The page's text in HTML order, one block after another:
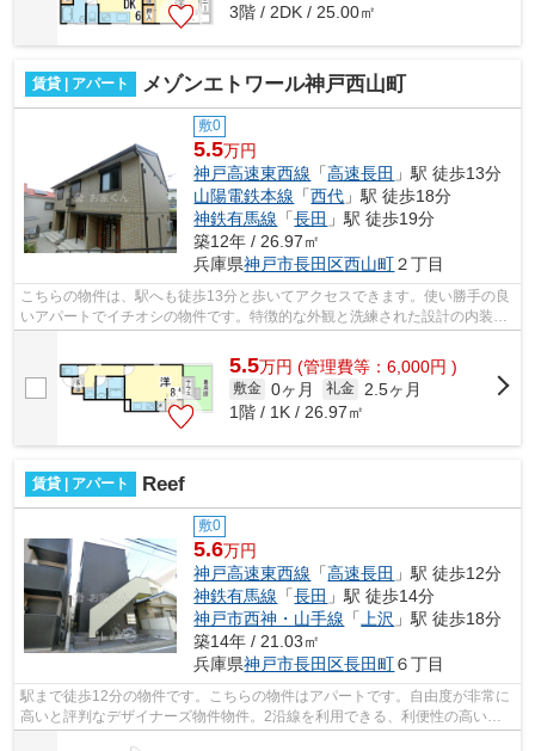
3階 / 2DK / 25.00㎡
賃貸 | アパート メゾンエトワール神戸西山町
敷0
5.5万円
神戸高速東西線 「高速長田 」駅 徒歩13分
山陽電鉄本線 「西代 」駅 徒歩18分
神鉄有馬線 「長田 」駅 徒歩19分
築12年 / 26.97㎡
兵庫県神戸市長田区西山町２丁目
こちらの物件は、駅へも徒歩13分と歩いてアクセスできます。使い勝手の良
いアパートでイチオシの物件です。特徴的な外観と洗練された設計の内装を
5.5万円 (管理費等：6,000円 )
敷金 0ヶ月 礼金
2.5ヶ月
1階 / 1K / 26.97㎡
賃貸 | アパート Reef
敷0
5.6万円
神戸高速東西線 「高速長田 」駅 徒歩12分
神鉄有馬線 「長田 」駅 徒歩14分
神戸市西神・山手線 「 上沢 」駅 徒歩18分
築14年 / 21.03㎡
兵庫県神戸市長田区長田町６丁目
駅まで徒歩12分の物件です。こちらの物件はアパートです。自由度が非常に
高いと評判なデザイナーズ物件物件。2沿線を利用できる、利便性の高い物
件です。神戸市長田区エリアの賃貸情報...